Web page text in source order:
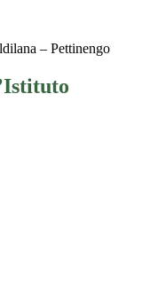
– Pettinengo